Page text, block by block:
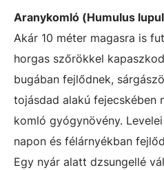
Aranykomló (Humulus
Akár 10 méter magasra is
horgas szőrökkel
bugában fejlődnek,
tojásdad alakú fejecskében
komló gyógynövény.
napon és félárnyékban
Egy nyár alatt dzsungellé